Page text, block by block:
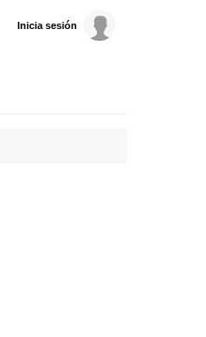
Inicia sesión